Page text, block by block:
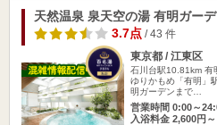
天然温泉 泉天空の湯 有明ガー
3.7点/ 43 件
東京都 / 江東区
石川台駅10.81km 有
ゆりかもめ「有明」
明ガーデンまで…
営業時間 0:00～
入浴料金 2,600円～